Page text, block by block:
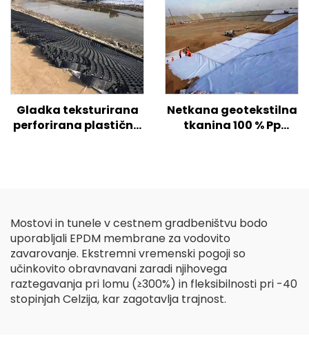
Gladka teksturirana
perforirana plastična
Netkana geotekstilna
tkanina 100 % Pp
Mostovi in tunele v cestnem gradbeništvu bodo
uporabljali EPDM membrane za vodovito
zavarovanje. Ekstremni vremenski pogoji so
učinkovito obravnavani zaradi njihovega
raztegavanja pri lomu (≥300%) in fleksibilnosti pri -40
stopinjah Celzija, kar zagotavlja trajnost.